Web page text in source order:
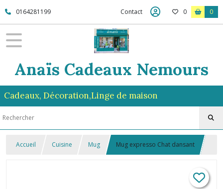
0164281199 Contact 0 0
Anaïs Cadeaux Nemours
Cadeaux, Décoration,Linge de maison
Accueil Cuisine Mug Mug expresso Chat dansant